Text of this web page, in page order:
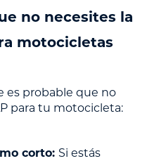
no necesites la
motocicletas
es probable que no
para tu motocicleta:
corto: Si estás